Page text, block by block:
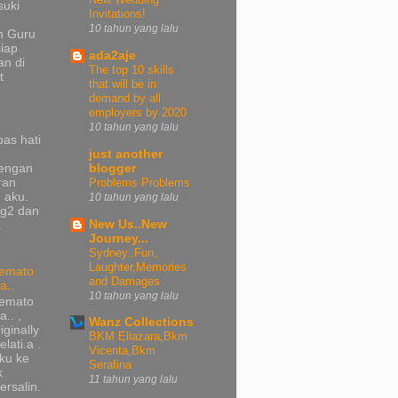
Guru
di
hati
dan
,
.
ke
Invitations!
10 tahun yang lalu
ada2aje
The top 10 skills
that will be in
demand by all
employers by 2020
10 tahun yang lalu
just another
blogger
Problems Problems
10 tahun yang lalu
New Us..New
Journey...
Sydney..Fun,
Laughter,Memories
and Damages
10 tahun yang lalu
Wanz Collections
BKM Eliazara,Bkm
Vicenta,Bkm
Serafina
11 tahun yang lalu